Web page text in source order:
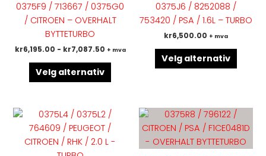
0375F9 / 713667 / 0375G0
/ CITROEN – OVERHALT
BYTTETURBO
kr6,195.00 - kr7,087.50 + mva
Velg alternativ
varianter.
Alternativene
velges
produktsiden
0375J6 / 8252088 /
753420 / PSA / 1.6L – TURBO
kr6,500.00 + mva
Velg alternativ
på
Dette
produktet
har
Dette
har